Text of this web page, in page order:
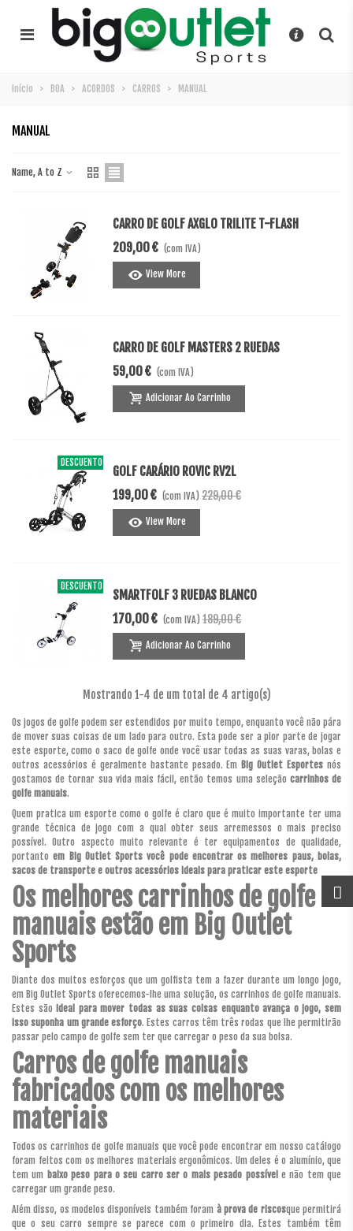
Início > BOA > ACORDOS > CARROS > MANUAL
MANUAL
Name, A to Z
CARRO DE GOLF AXGLO TRILITE T-FLASH
209,00 € (com IVA)
View More
CARRO DE GOLF MASTERS 2 RUEDAS
59,00 € (com IVA)
Adicionar Ao Carrinho
DESCUENTO -30,00 €
GOLF CARÁRIO ROVIC RV2L
199,00 € (com IVA) 229,00 €
View More
DESCUENTO -19,00 €
SMARTFOLF 3 RUEDAS BLANCO
170,00 € (com IVA) 189,00 €
Adicionar Ao Carrinho
Mostrando 1-4 de um total de 4 artigo(s)
Os jogos de golfe podem ser estendidos por muito tempo, enquanto você não pára
de mover suas coisas de um lado para outro. Esta pode ser a pior parte de jogar
este esporte, como o saco de golfe onde você usar todas as suas varas, bolas e
outros acessórios é geralmente bastante pesado. Em Big Outlet Esportes nós
gostamos de tornar sua vida mais fácil, então temos uma seleção carrinhos de
golfe manuais.
Quem pratica um esporte como o golfe é claro que é muito importante ter uma
grande técnica de jogo com a qual obter seus arremessos o mais preciso
possível. Outro aspecto muito relevante é ter equipamentos de qualidade,
portantoem Big Outlet Sports você pode encontrar os melhores paus, bolas,
sacos de transporte e outros acessórios ideais para praticar este esporte
Os melhores carrinhos de golfe
manuais estão em Big Outlet
Sports
Diante dos muitos esforços que um golfista tem a fazer durante um longo jogo,
em Big Outlet Sports oferecemos-lhe uma solução, os carrinhos de golfe manuais.
Estes são ideal para mover todas as suas coisas enquanto avança o jogo, sem
isso suponha um grande esforço. Estes carros têm três rodas que lhe permitirão
passar pelo campo de golfe sem ter que carregar o peso da sua bolsa.
Carros de golfe manuais
fabricados com os melhores
materiais
Todos os carrinhos de golfe manuais que você pode encontrar em nosso catálogo
foram feitos com os melhores materiais ergonômicos. Um deles é o alumínio, que
tem um baixo peso para o seu carro ser o mais pesado possível e não tem que
carregar um grande peso.
Além disso, os modelos disponíveis também foram à prova de riscosque permitirá
que o seu carro sempre se parece com o primeiro dia. Estes também têm